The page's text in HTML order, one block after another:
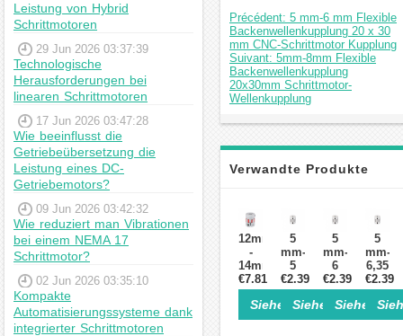
Leistung von Hybrid
Schrittmotoren
29 Jun 2026 03:37:39
Technologische
Herausforderungen bei
linearen Schrittmotoren
17 Jun 2026 03:47:28
Wie beeinflusst die
Getriebeübersetzung die
Leistung eines DC-
Getriebemotors?
09 Jun 2026 03:42:32
Wie reduziert man Vibrationen
bei einem NEMA 17
Schrittmotor?
02 Jun 2026 03:35:10
Kompakte
Automatisierungssysteme dank
integrierter Schrittmotoren
Précédent: 5 mm-6 mm Flexible
Backenwellenkupplung 20 x 30
mm CNC-Schrittmotor Kupplung
Suivant: 5mm-8mm Flexible
Backenwellenkupplung
20x30mm Schrittmotor-
Wellenkupplung
Verwandte Produkte
12mm
-
14mm
Flexibel
Klauenkupplung
Wellenkupplung
30x40mm
€7.81
Siehe Einzelheiten>
5
mm-
5
mm
Flexible
Wellenkupplung
Schrittmotor
€2.39
Siehe
5
mm-
6
mm
Flexible
Schrittmotor
€2.39
Siehe
5
mm-
6,35
mm
€2.39